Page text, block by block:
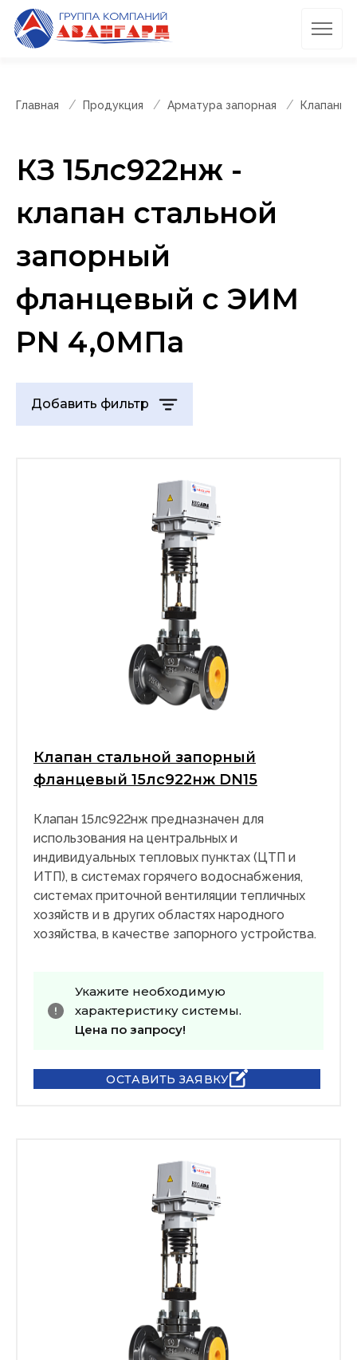
Главная Продукция Арматура запорная Клапаны
КЗ 15лс922нж -
клапан стальной
запорный
фланцевый с ЭИМ
PN 4,0МПа
Добавить фильтр
Клапан стальной запорный
фланцевый 15лс922нж DN15
Клапан 15лс922нж предназначен для
использования на центральных и
индивидуальных тепловых пунктах (ЦТП и
ИТП), в системах горячего водоснабжения,
системах приточной вентиляции тепличных
хозяйств и в других областях народного
хозяйства, в качестве запорного устройства.
Укажите необходимую
характеристику системы.
Цена по запросу!
ОСТАВИТЬ ЗАЯВКУ